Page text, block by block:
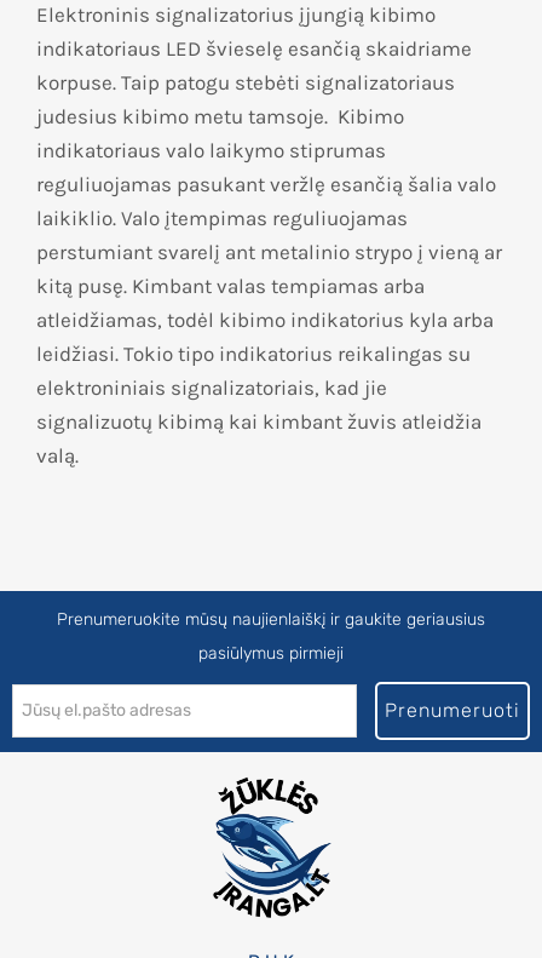
Elektroninis signalizatorius įjungią kibimo
indikatoriaus LED švieselę esančią skaidriame
korpuse. Taip patogu stebėti signalizatoriaus
judesius kibimo metu tamsoje. Kibimo
indikatoriaus valo laikymo stiprumas
reguliuojamas pasukant veržlę esančią šalia valo
laikiklio. Valo įtempimas reguliuojamas
perstumiant svarelį ant metalinio strypo į vieną ar
kitą pusę. Kimbant valas tempiamas arba
atleidžiamas, todėl kibimo indikatorius kyla arba
leidžiasi. Tokio tipo indikatorius reikalingas su
elektroniniais signalizatoriais, kad jie
signalizuotų kibimą kai kimbant žuvis atleidžia
valą.
Prenumeruokite mūsų naujienlaiškį ir gaukite geriausius
pasiūlymus pirmieji
Prenumeruoti